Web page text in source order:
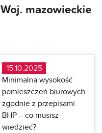
Woj. mazowieckie
15.10.2025
Minimalna wysokość
pomieszczeń biurowych
zgodnie z przepisami
BHP – co musisz
wiedzieć?